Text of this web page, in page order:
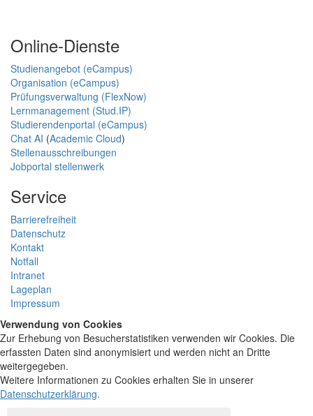
Online-Dienste
Studienangebot (eCampus)
Organisation (eCampus)
Prüfungsverwaltung (FlexNow)
Lernmanagement (Stud.IP)
Studierendenportal (eCampus)
Chat AI (Academic Cloud)
Stellenausschreibungen
Jobportal stellenwerk
Service
Barrierefreiheit
Datenschutz
Kontakt
Notfall
Intranet
Lageplan
Impressum
Verwendung von Cookies
Zur Erhebung von Besucherstatistiken verwenden wir Cookies. Die
erfassten Daten sind anonymisiert und werden nicht an Dritte
weitergegeben.
Weitere Informationen zu Cookies erhalten Sie in unserer
Datenschutzerklärung.